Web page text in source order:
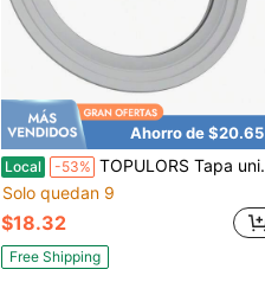
Ahorro de $20.65
Local -53% TOPULORS Tapa universal para ollas, sartenes y sartenes - Tapa de vidrio templado con borde de silicona que se ajusta a utensilios de cocina de 8", 9" y 9.5" de diámetro interior - Tapa de repuesto para sartén - Apta para lavavajillas - Regalo gris
Solo quedan 9
$18.32
Free Shipping